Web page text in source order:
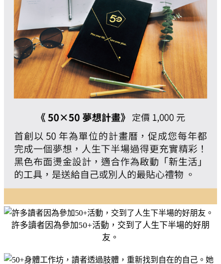
許多讀者因為參加50+活動，交到了人生下半場的好朋
友。